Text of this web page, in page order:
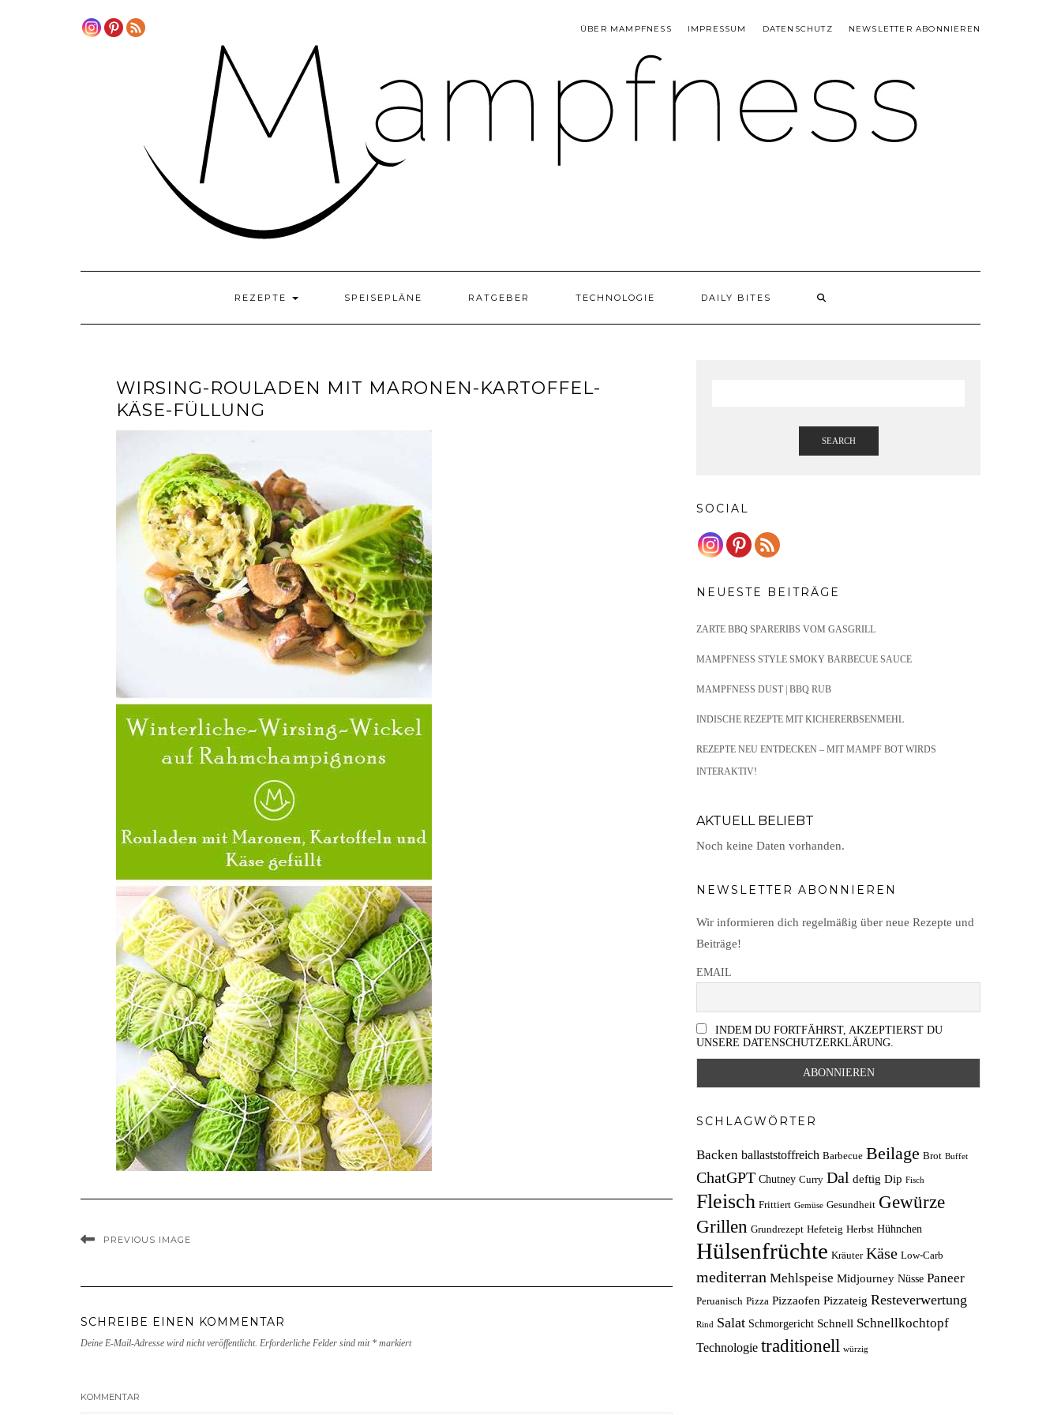
ÜBER MAMPFNESS IMPRESSUM DATENSCHUTZ NEWSLETTER ABONNIEREN
REZEPTE SPEISEPLÄNE RATGEBER TECHNOLOGIE DAILY BITES
WIRSING-ROULADEN MIT MARONEN-KARTOFFEL-
KÄSE-FÜLLUNG
PREVIOUS IMAGE
SCHREIBE EINEN KOMMENTAR
Deine E-Mail-Adresse wird nicht veröffentlicht. Erforderliche Felder sind mit * markiert
KOMMENTAR
SEARCH
SOCIAL
NEUESTE BEITRÄGE
ZARTE BBQ SPARERIBS VOM GASGRILL
MAMPFNESS STYLE SMOKY BARBECUE SAUCE
MAMPFNESS DUST | BBQ RUB
INDISCHE REZEPTE MIT KICHERERBSENMEHL
REZEPTE NEU ENTDECKEN – MIT MAMPF BOT WIRDS
INTERAKTIV!
AKTUELL BELIEBT
Noch keine Daten vorhanden.
NEWSLETTER ABONNIEREN
Wir informieren dich regelmäßig über neue Rezepte und
Beiträge!
EMAIL
INDEM DU FORTFÄHRST, AKZEPTIERST DU
UNSERE DATENSCHUTZERKLÄRUNG.
SCHLAGWÖRTER
Backen ballaststoffreich Barbecue Beilage Brot Buffet
ChatGPT Chutney Curry Dal deftig Dip Fisch
Fleisch Frittiert Gemüse Gesundheit Gewürze
Grillen Grundrezept Hefeteig Herbst Hühnchen
Hülsenfrüchte Kräuter Käse Low-Carb
mediterran Mehlspeise Midjourney Nüsse Paneer
Peruanisch Pizza Pizzaofen Pizzateig Resteverwertung
Rind Salat Schmorgericht Schnell Schnellkochtopf
Technologie traditionell würzig